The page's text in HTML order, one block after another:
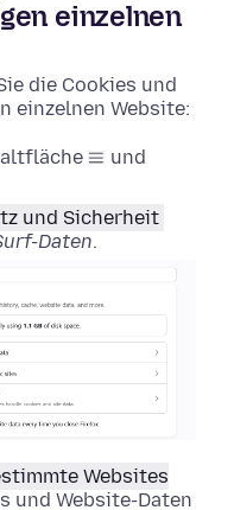
einzelnen
die Cookies und
einzelnen Website:
und
und Sicherheit
Daten.
Websites
und Website-Daten